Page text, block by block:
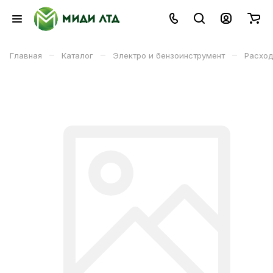
Главная – Каталог – Электро и бензоинструмент –